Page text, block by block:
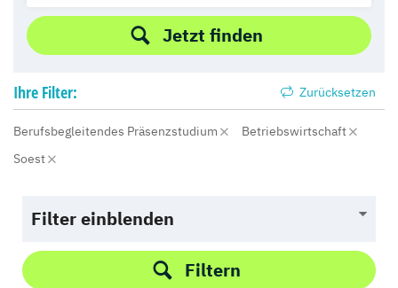
Jetzt finden
Ihre Filter: Zurücksetzen
Berufsbegleitendes Präsenzstudium
Betriebswirtschaft
Soest
Filter einblenden
Filtern